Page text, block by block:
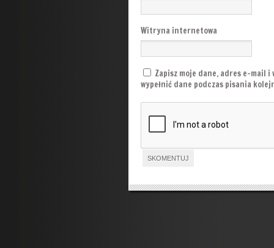
Witryna internetowa
Zapisz moje dane, adres e-mail
wypełnić dane podczas pisania